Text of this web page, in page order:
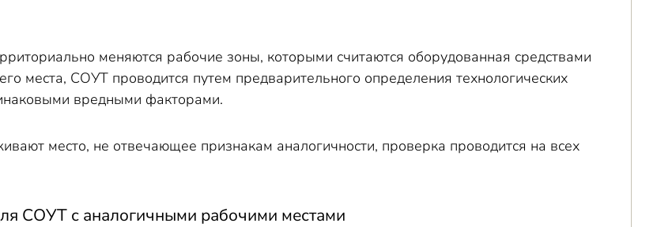
меняются рабочие зоны, которыми считаются оборудованная средствами
места, СОУТ проводится путем предварительного определения технологических
вредными факторами.
место, не отвечающее признакам аналогичности, проверка проводится на всех
СОУТ с аналогичными рабочими местами